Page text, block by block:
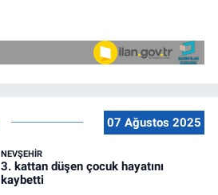
07 Ağustos 2025
NEVŞEHIR
3. kattan düşen çocuk hayatını
kaybetti